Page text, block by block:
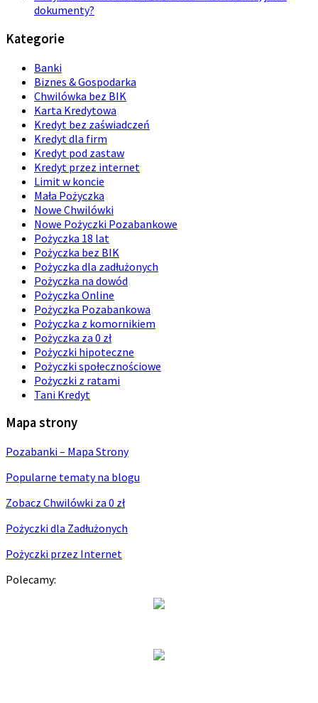
dokumenty?
Kategorie
Banki
Biznes & Gospodarka
Chwilówka bez BIK
Karta Kredytowa
Kredyt bez zaświadczeń
Kredyt dla firm
Kredyt pod zastaw
Kredyt przez internet
Limit w koncie
Mała Pożyczka
Nowe Chwilówki
Nowe Pożyczki Pozabankowe
Pożyczka 18 lat
Pożyczka bez BIK
Pożyczka dla zadłużonych
Pożyczka na dowód
Pożyczka Online
Pożyczka Pozabankowa
Pożyczka z komornikiem
Pożyczka za 0 zł
Pożyczki hipoteczne
Pożyczki społecznościowe
Pożyczki z ratami
Tani Kredyt
Mapa strony
Pozabanki – Mapa Strony
Popularne tematy na blogu
Zobacz Chwilówki za 0 zł
Pożyczki dla Zadłużonych
Pożyczki przez Internet
Polecamy: